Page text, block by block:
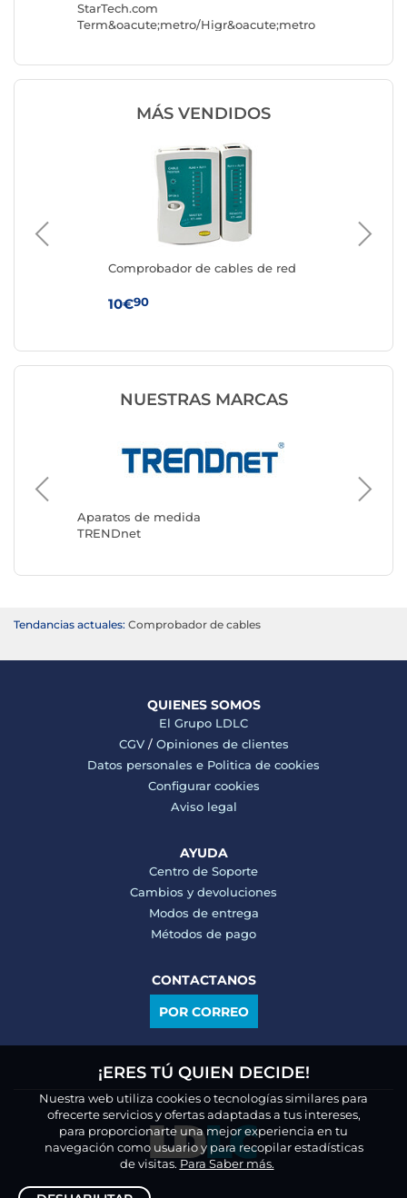
¡ERES TÚ QUIEN DECIDE!
Nuestra web utiliza cookies o tecnologías similares para
ofrecerte servicios y ofertas adaptadas a tus intereses,
para proporcionarte una mejor experiencia en tu
navegación como usuario y para recopilar estadísticas
de visitas. Para Saber más.
StarTech.com
Term&oacute;metro/Higr&oacute;metro
MÁS VENDIDOS
Comprobador de cables de red
10€90
NUESTRAS MARCAS
Aparatos de medida
TRENDnet
Tendancias actuales: Comprobador de cables
QUIENES SOMOS
El Grupo LDLC
CGV/ Opiniones de clientes
Datos personales e Politica de cookies
Configurar cookies
Aviso legal
AYUDA
Centro de Soporte
Cambios y devoluciones
Modos de entrega
Métodos de pago
CONTACTANOS
POR CORREO